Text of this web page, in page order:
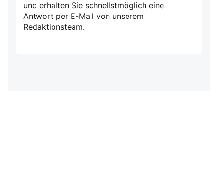
und erhalten Sie schnellstmöglich eine
Antwort per E-Mail von unserem
Redaktionsteam.